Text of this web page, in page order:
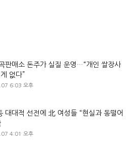
판매소 돈주가 실질 운영…“개인 쌀장사
없다”
6:03 오후
대대적 선전에 北 여성들 “현실과 동떨어
4:01 오후